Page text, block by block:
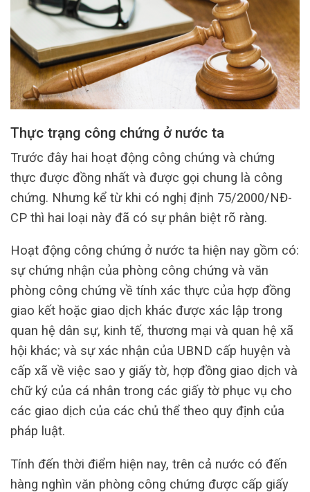
Thực trạng công chứng ở nước ta
Trước đây hai hoạt động công chứng và chứng
thực được đồng nhất và được gọi chung là công
chứng. Nhưng kể từ khi có nghị định 75/2000/NĐ-
CP thì hai loại này đã có sự phân biệt rõ ràng.
Hoạt động công chứng ở nước ta hiện nay gồm có:
sự chứng nhận của phòng công chứng và văn
phòng công chứng về tính xác thực của hợp đồng
giao kết hoặc giao dịch khác được xác lập trong
quan hệ dân sự, kinh tế, thương mại và quan hệ xã
hội khác; và sự xác nhận của UBND cấp huyện và
cấp xã về việc sao y giấy tờ, hợp đồng giao dịch và
chữ ký của cá nhân trong các giấy tờ phục vụ cho
các giao dịch của các chủ thể theo quy định của
pháp luật.
Tính đến thời điểm hiện nay, trên cả nước có đến
hàng nghìn văn phòng công chứng được cấp giấy